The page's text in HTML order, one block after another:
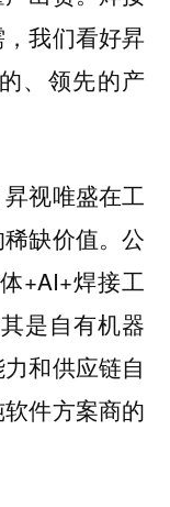
我们看好昇
、领先的产
昇视唯盛在工
缺价值。公
+AI+焊接工
是自有机器
和供应链自
件方案商的